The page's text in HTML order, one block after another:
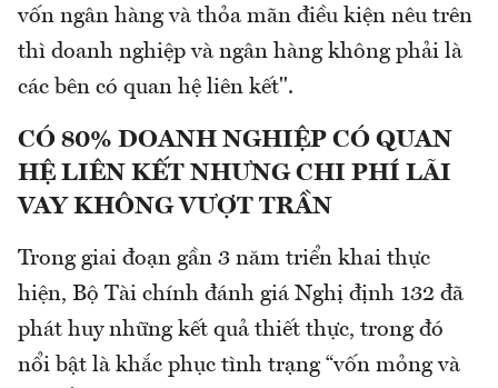
vốn ngân hàng và thỏa mãn điều kiện nêu trên
thì doanh nghiệp và ngân hàng không phải là
các bên có quan hệ liên kết".
CÓ 80% DOANH NGHIỆP CÓ QUAN
HỆ LIÊN KẾT NHƯNG CHI PHÍ LÃI
VAY KHÔNG VƯỢT TRẦN
Trong giai đoạn gần 3 năm triển khai thực
hiện, Bộ Tài chính đánh giá Nghị định 132 đã
phát huy những kết quả thiết thực, trong đó
nổi bật là khắc phục tình trạng “vốn mỏng và